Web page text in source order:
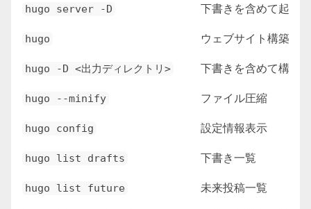
hugo server -D 下書きを含めて起動
hugo ウェブサイト構築
hugo -D <出力ディレクトリ> 下書きを含めて構築
hugo --minify ファイル圧縮
hugo config 設定情報表示
hugo list drafts 下書き一覧
hugo list future 未来投稿一覧